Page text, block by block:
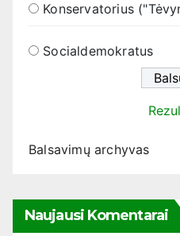
Konservatorius
Socialdemokratus
Balsavimų archyvas
Naujausi Komentarai